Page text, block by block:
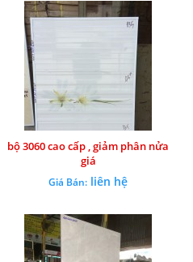
bộ 3060 cao cấp , giảm phân nửa
giá
Giá Bán: liên hệ